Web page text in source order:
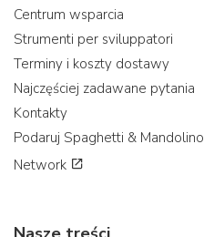
Centrum wsparcia
Strumenti per sviluppatori
Terminy i koszty dostawy
Najczęściej zadawane pytania
Kontakty
Podaruj Spaghetti & Mandolino
Network